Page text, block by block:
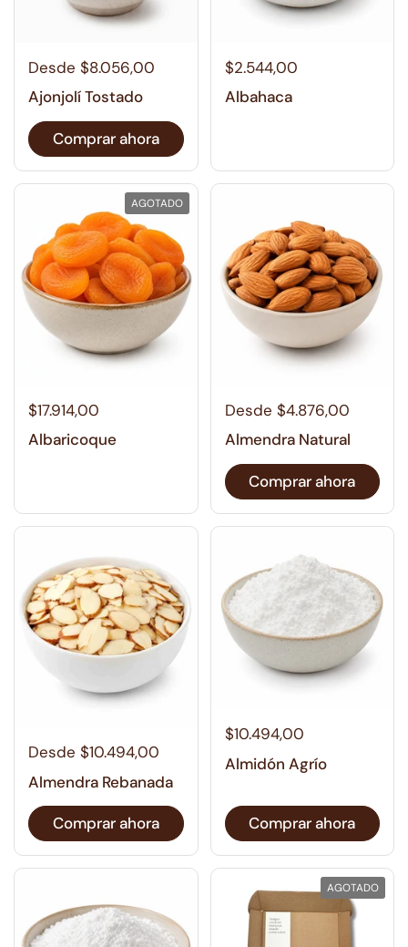
Desde $8.056,00
Ajonjolí Tostado
Comprar ahora
$2.544,00
Albahaca
$17.914,00
Albaricoque
AGOTADO
Desde $4.876,00
Almendra Natural
Comprar ahora
Desde $10.494,00
Almendra Rebanada
Comprar ahora
$10.494,00
Almidón Agrío
Comprar ahora
AGOTADO